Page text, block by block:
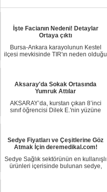
İşte Facianın Nedeni! Detaylar
Ortaya çıktı
Bursa-Ankara karayolunun Kestel
ilçesi mevkisinde TIR'ın neden olduğu
Aksaray'da Sokak Ortasında
Yumruk Attılar
AKSARAY’da, kurstan çıkan 8’inci
sınıf öğrencisi Dilek E.'nin yüzüne
Sedye Fiyatları ve Çeşitlerine Göz
Atmak İçin deremedikal.com!
Sedye Sağlık sektörünün en kullanışlı
ürünleri içerisinde bulunan sedye,